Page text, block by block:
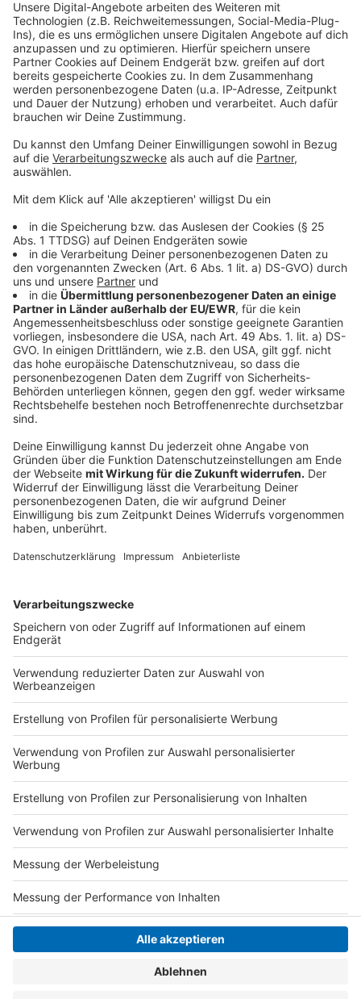
Schritte für die kostengünstige Surfmöglichkeit
vorbereiten, damitSchülerinnen und Schüler die
Flatrate "buchen".Die nächsten Fragen müssten vor
Ort beantwortet werden, sagte sie.
Anzeige
Daten-Flatrate: Was noch nicht geklärt ist
Die Frage nach dem "wann" ist also noch ungeklärt.
Ebenso, wie diese Flatrate für Schülerinnen und
Schüler sich konkret gestaltet. Allerdings ist klar, dass
sieausschließlich zu Bildungszweckengenutzt
werden kann und Schülerinnen und Schüler damitnicht
stundenlang am Tagim Internet surfen können und
beispielsweise einen Film auf Netflix streamen können.
"Unsere Simkarten sollen mit den geförderten
Endgeräten aus dem Digitalpakt zum Einsatz kommen",
sagt dazu die Telekom.
Anzeige
800.000 Laptops für Lehrer
Anzeige
fortgeschritten. 800.000 Laptops werden für die
Lehrerschaft in Deutschland angeschafft. Der Bund
hat seine Zusage geben, die dafür veranschlagten 500
Millionen Euro schneller als geplant bereitzustellen.
Autor: Joachim Schultheis (mit dpa)
Anzeige
Anzeige